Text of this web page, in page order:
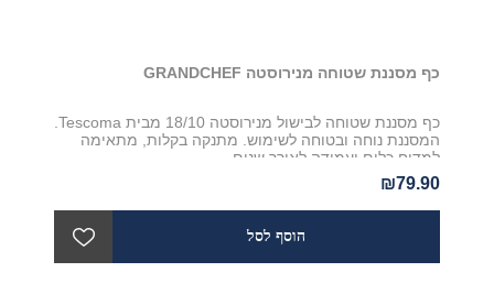
כף מסננת שטוחה מנירוסטה GRANDCHEF
המסננת נוחה ובטוחה לשימוש. מתנקה בקלות, מתאימה
למדיח כלים ועמידה לאורך שנים
₪79.90